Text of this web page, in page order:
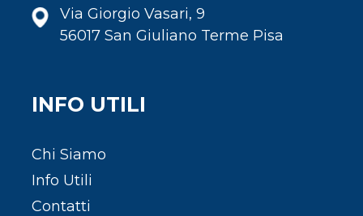
Via Giorgio Vasari, 9
56017 San Giuliano Terme Pisa
INFO UTILI
Chi Siamo
Info Utili
Contatti